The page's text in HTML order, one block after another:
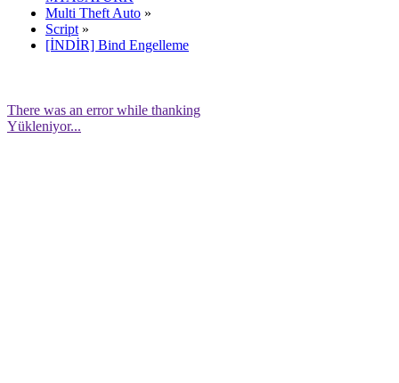
Multi Theft Auto »
Script »
[İNDİR] Bind Engelleme
There was an error while thanking
Yükleniyor...